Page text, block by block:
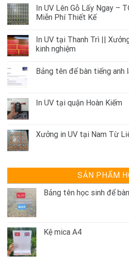
In UV Lên Gỗ Lấy Ngay –
Miễn Phí Thiết Kế
In UV tại Thanh Trì ||
kinh nghiệm
Bảng tên để bàn tiếng anh
In UV tại quận Hoàn Kiếm
Xưởng in UV tại Nam Từ
SẢN PHẨM
Bảng tên học sinh để bàn
Kệ mica A4